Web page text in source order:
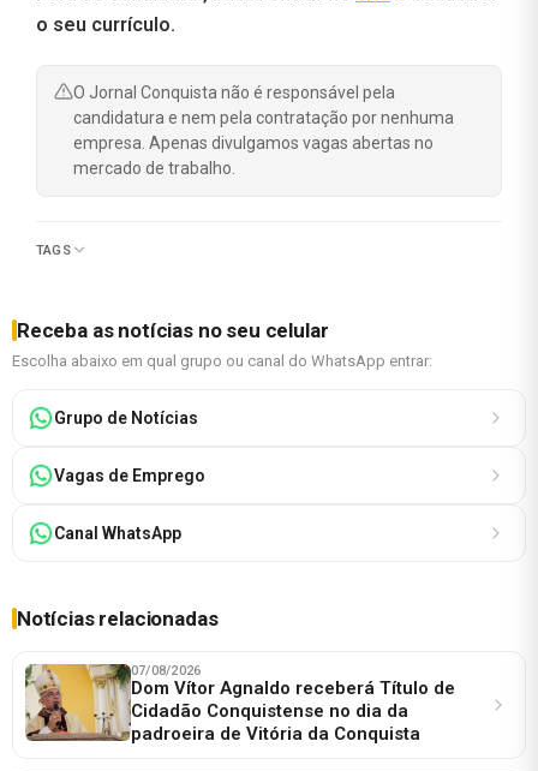
o seu currículo.
O Jornal Conquista não é responsável pela
candidatura e nem pela contratação por nenhuma
empresa. Apenas divulgamos vagas abertas no
mercado de trabalho.
TAGS
Receba as notícias no seu celular
Escolha abaixo em qual grupo ou canal do WhatsApp entrar:
Grupo de Notícias
Vagas de Emprego
Canal WhatsApp
Notícias relacionadas
07/08/2026
Dom Vítor Agnaldo receberá Título de
Cidadão Conquistense no dia da
padroeira de Vitória da Conquista